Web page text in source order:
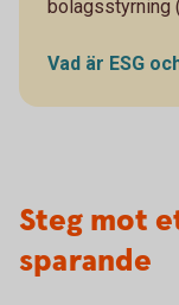
bolagsstyrning
Vad är ESG
Steg mot
sparande